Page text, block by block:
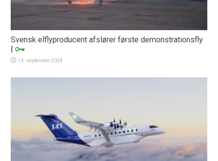
Svensk elflyproducent afslører første demonstrationsfly
|
13. september 2024